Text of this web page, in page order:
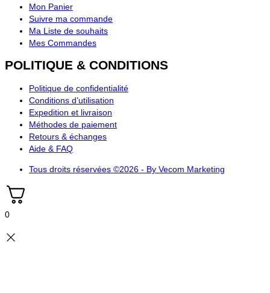
Mon Panier
Suivre ma commande
Ma Liste de souhaits
Mes Commandes
POLITIQUE & CONDITIONS
Politique de confidentialité
Conditions d’utilisation
Expedition et livraison
Méthodes de paiement
Retours & échanges
Aide & FAQ
Tous droits réservées ©2026 - By Vecom Marketing
0